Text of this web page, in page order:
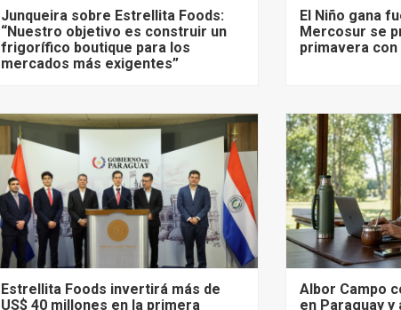
Junqueira sobre Estrellita Foods:
“Nuestro objetivo es construir un
frigorífico boutique para los
mercados más exigentes”
El Niño gana
Mercosur se
primavera con
Estrellita Foods invertirá más de
US$ 40 millones en la primera
Albor Campo
en Paraguay y